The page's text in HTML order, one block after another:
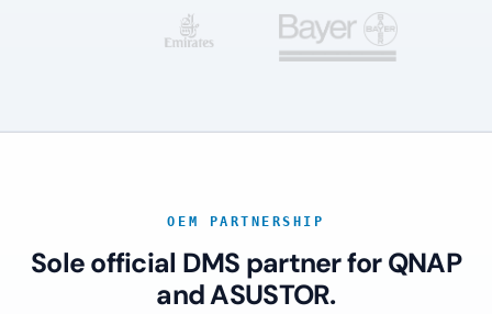
OEM PARTNERSHIP
Sole official DMS partner for QNAP
and ASUSTOR.